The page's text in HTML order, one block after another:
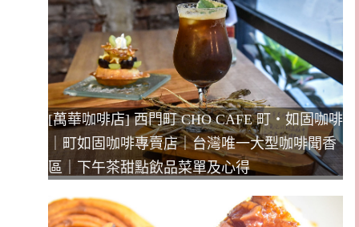
[萬華咖啡店] 西門町 CHO CAFE 町‧如固咖啡
｜町如固咖啡專賣店｜台灣唯一大型咖啡聞香
區｜下午茶甜點飲品菜單及心得